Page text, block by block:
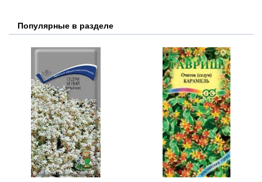
Популярные в разделе